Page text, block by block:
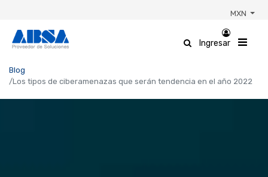
MXN
Ingresar
Blog
Los tipos de ciberamenazas que serán tendencia en el año 2022